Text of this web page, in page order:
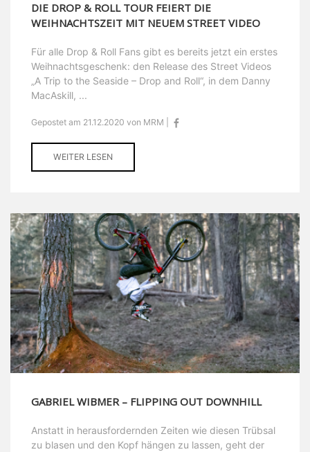
DIE DROP & ROLL TOUR FEIERT DIE
WEIHNACHTSZEIT MIT NEUEM STREET VIDEO
Für alle Drop & Roll Fans gibt es bereits jetzt ein erstes
Weihnachtsgeschenk: den Release des Street Videos
„A Trip to the Seaside – Drop and Roll“, in dem Danny
MacAskill, ...
Gepostet am 21.12.2020 von MRM |
WEITER LESEN
GABRIEL WIBMER – FLIPPING OUT DOWNHILL
Anstatt in herausfordernden Zeiten wie diesen Trübsal
zu blasen und den Kopf hängen zu lassen, geht der